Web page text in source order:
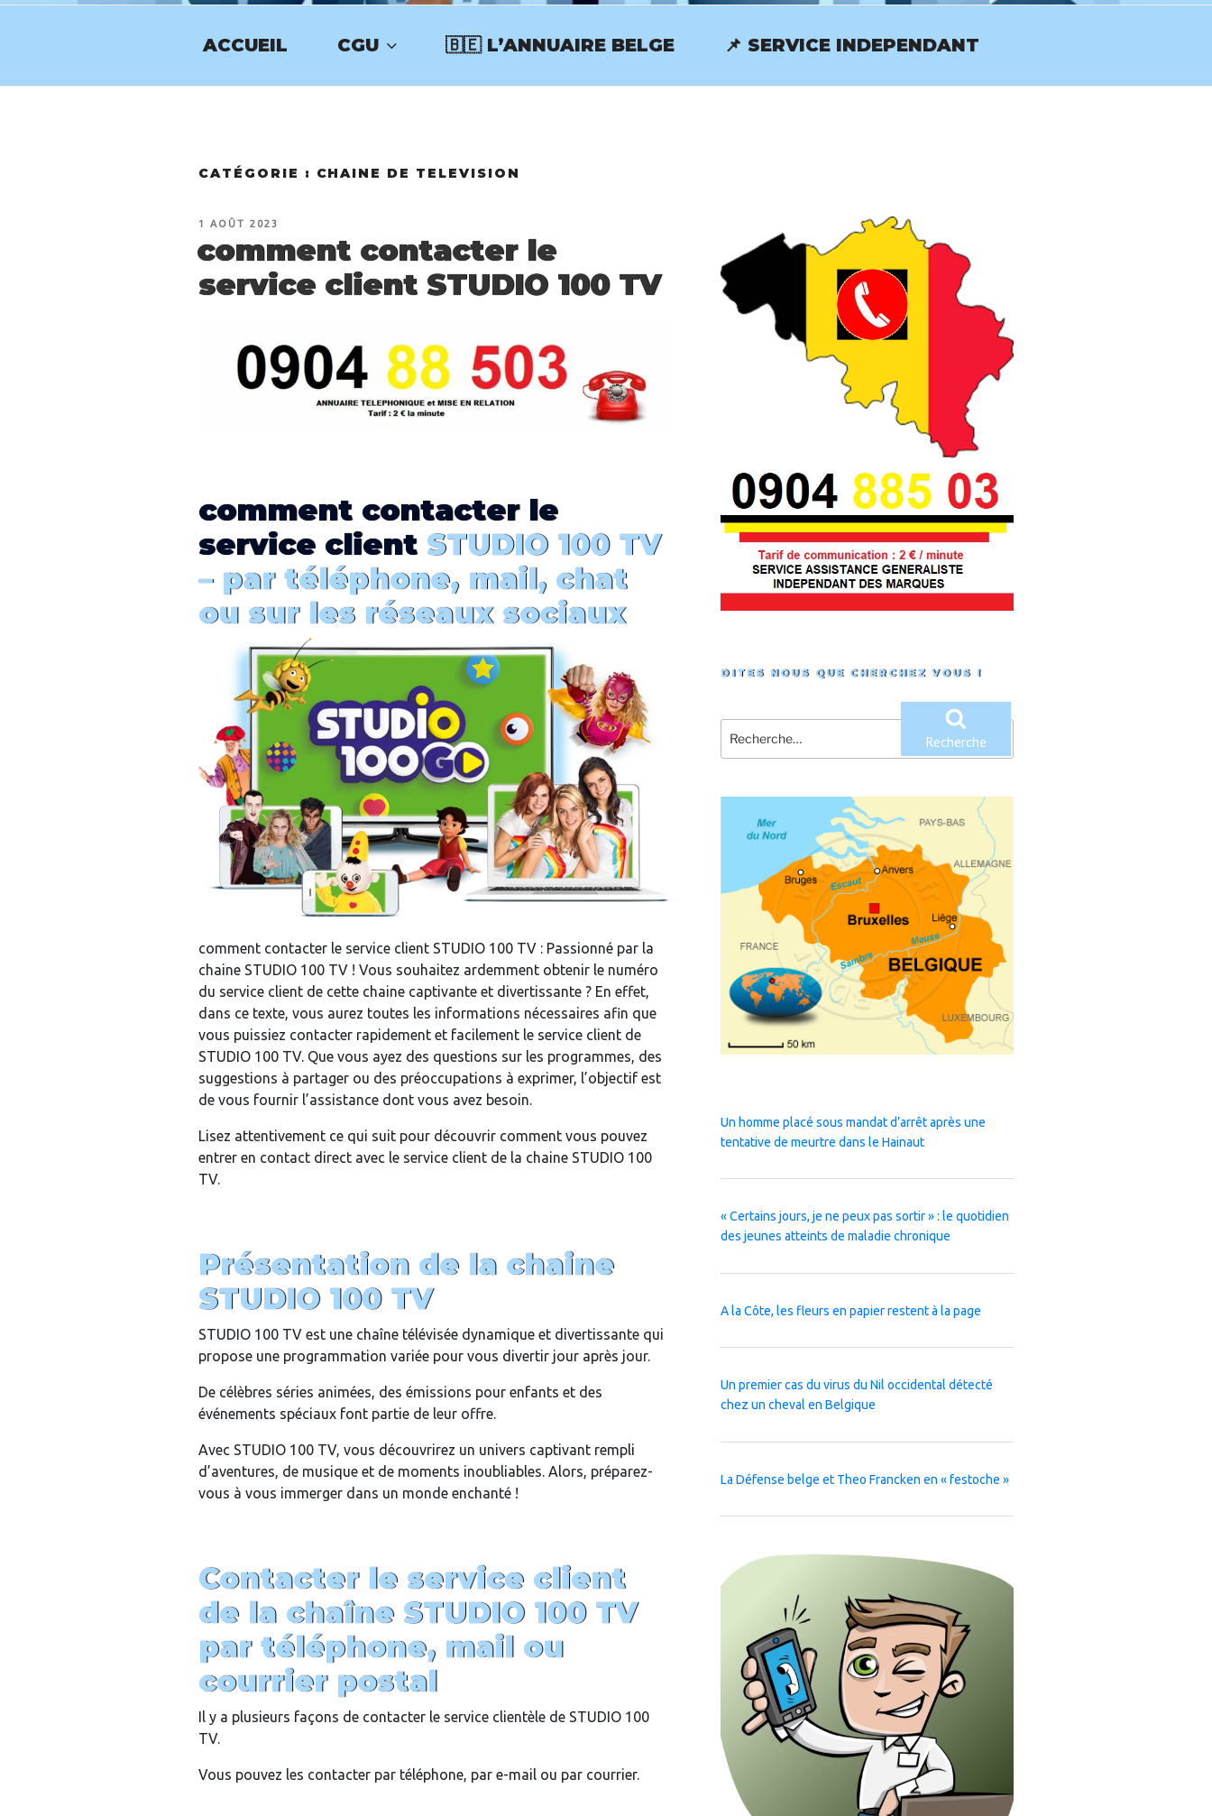
Aller
NUMERO-SERVICECLIENT.BE
ACCUEIL CGU 🇧🇪 L’ANNUAIRE BELGE 📌 SERVICE INDEPENDANT
CATÉGORIE : CHAINE DE TELEVISION
PUBLIÉ
1 AOÛT 2023
comment contacter le
service client STUDIO 100 TV
comment contacter le
service clientSTUDIO 100 TV
– par téléphone, mail, chat
ou sur les réseaux sociaux
comment contacter le service client STUDIO 100 TV : Passionné par la
chaine STUDIO 100 TV ! Vous souhaitez ardemment obtenir le numéro
du service client de cette chaine captivante et divertissante ? En effet,
dans ce texte, vous aurez toutes les informations nécessaires afin que
vous puissiez contacter rapidement et facilement le service client de
STUDIO 100 TV. Que vous ayez des questions sur les programmes, des
suggestions à partager ou des préoccupations à exprimer, l’objectif est
de vous fournir l’assistance dont vous avez besoin.
Lisez attentivement ce qui suit pour découvrir comment vous pouvez
entrer en contact direct avec le service client de la chaine STUDIO 100
TV.
Présentation de la chaine
STUDIO 100 TV
STUDIO 100 TV est une chaîne télévisée dynamique et divertissante qui
propose une programmation variée pour vous divertir jour après jour.
De célèbres séries animées, des émissions pour enfants et des
événements spéciaux font partie de leur offre.
Avec STUDIO 100 TV, vous découvrirez un univers captivant rempli
d’aventures, de musique et de moments inoubliables. Alors, préparez-
vous à vous immerger dans un monde enchanté !
Contacter le service client
de la chaîne STUDIO 100 TV
par téléphone, mail ou
courrier postal
Il y a plusieurs façons de contacter le service clientèle de STUDIO 100
TV.
Vous pouvez les contacter par téléphone, par e-mail ou par courrier.
DITES NOUS QUE CHERCHEZ VOUS !
pour
:
Recherche
Un homme placé sous mandat d’arrêt après une
tentative de meurtre dans le Hainaut
« Certains jours, je ne peux pas sortir » : le quotidien
des jeunes atteints de maladie chronique
A la Côte, les fleurs en papier restent à la page
Un premier cas du virus du Nil occidental détecté
chez un cheval en Belgique
La Défense belge et Theo Francken en « festoche »